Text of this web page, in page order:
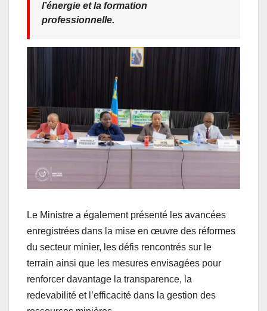
l’énergie et la formation
professionnelle.
Le Ministre a également présenté les avancées
enregistrées dans la mise en œuvre des réformes
du secteur minier, les défis rencontrés sur le
terrain ainsi que les mesures envisagées pour
renforcer davantage la transparence, la
redevabilité et l’efficacité dans la gestion des